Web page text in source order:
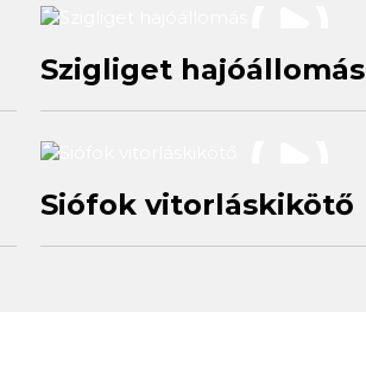
Szigliget hajóállomás
Siófok vitorláskikötő